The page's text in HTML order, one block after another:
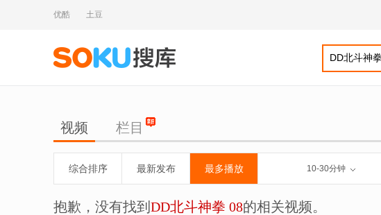
优酷 土豆
视频 栏目
综合排序 最新发布 最多播放 10-30分钟
抱歉，没有找到 DD北斗神拳 08的相关视频。